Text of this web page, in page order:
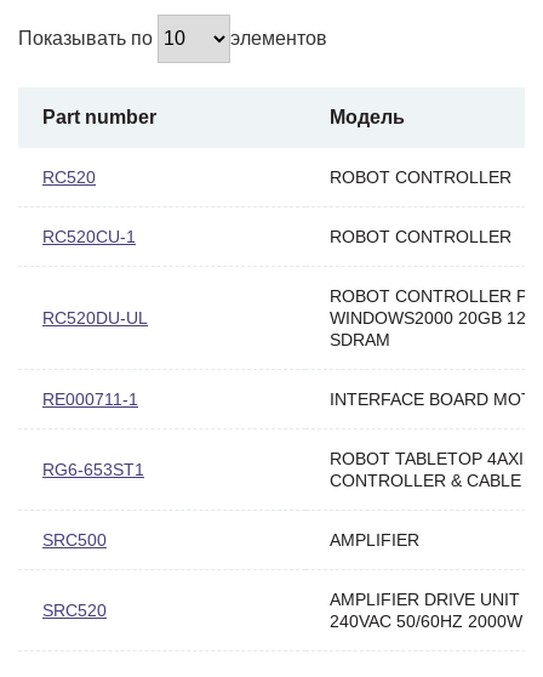
Показывать по элементов
Part number Модель
RC520 ROBOT CONTROLLER
RC520CU-1 ROBOT CONTROLLER
RC520DU-UL
ROBOT CONTROLLER P3
WINDOWS2000 20GB
SDRAM
RE000711-1 INTERFACE BOARD
RG6-653ST1
ROBOT TABLETOP 4AXIS
CONTROLLER & CABLE
SRC500 AMPLIFIER
SRC520
AMPLIFIER DRIVE UNIT
240VAC 50/60HZ 2000W